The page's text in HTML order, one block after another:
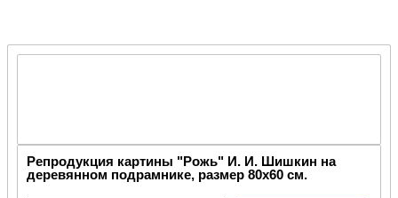
Репродукция картины "Рожь" И. И. Шишкин на
деревянном подрамнике, размер 80х60 см.